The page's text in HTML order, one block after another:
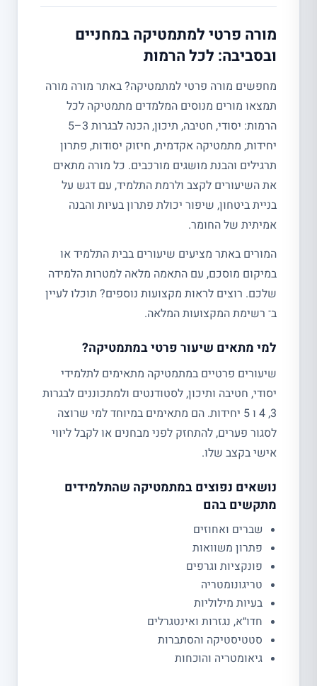
מורה פרטי למתמטיקה במחניים
ובסביבה: לכל הרמות
מחפשים מורה פרטי למתמטיקה? באתר מורה מורה
תמצאו מורים מנוסים המלמדים מתמטיקה לכל
הרמות: יסודי, חטיבה, תיכון, הכנה לבגרות 3–5
יחידות, מתמטיקה אקדמית, חיזוק יסודות, פתרון
תרגילים והבנת מושגים מורכבים. כל מורה מתאים
את השיעורים לקצב ולרמת התלמיד, עם דגש על
בניית ביטחון, שיפור יכולת פתרון בעיות והבנה
אמיתית של החומר.
המורים באתר מציעים שיעורים בבית התלמיד או
במיקום מוסכם, עם התאמה מלאה למטרות הלמידה
שלכם. רוצים לראות מקצועות נוספים? תוכלו לעיין
ב־ רשימת המקצועות המלאה.
למי מתאים שיעור פרטי במתמטיקה?
שיעורים פרטיים במתמטיקה מתאימים לתלמידי
יסודי, חטיבה ותיכון, לסטודנטים ולמתכוננים לבגרות
3, 4 ו 5 יחידות. הם מתאימים במיוחד למי שרוצה
לסגור פערים, להתחזק לפני מבחנים או לקבל ליווי
אישי בקצב שלו.
נושאים נפוצים במתמטיקה שהתלמידים
מתקשים בהם
שברים ואחוזים
פתרון משוואות
פונקציות וגרפים
טריגונומטריה
בעיות מילוליות
חדו״א, נגזרות ואינטגרלים
סטטיסטיקה והסתברות
גיאומטריה והוכחות